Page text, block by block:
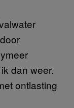
dan weer.
ontlasting